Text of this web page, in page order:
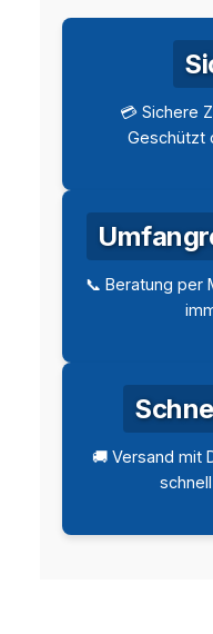
💳 Sichere
Geschützt
📞 Beratung per
🚚 Versand mit